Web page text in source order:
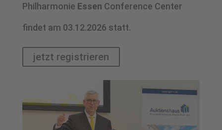
Philharmonie Essen Conference Center
findet am 03.12.2026 statt.
jetzt registrieren